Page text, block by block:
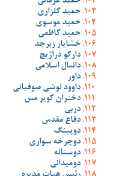
حمید گلزاری
حمید موسوی
حمید کاظمی
خشایار زبرجد
دارکو دراژیچ
دانیال اسلامی
داور
داوود نوشی صوفیانی
دختران کویر مس
دربی
دفاع مقدس
دوپینگ
دوچرخه سواری
دوستانه
دومیدانی